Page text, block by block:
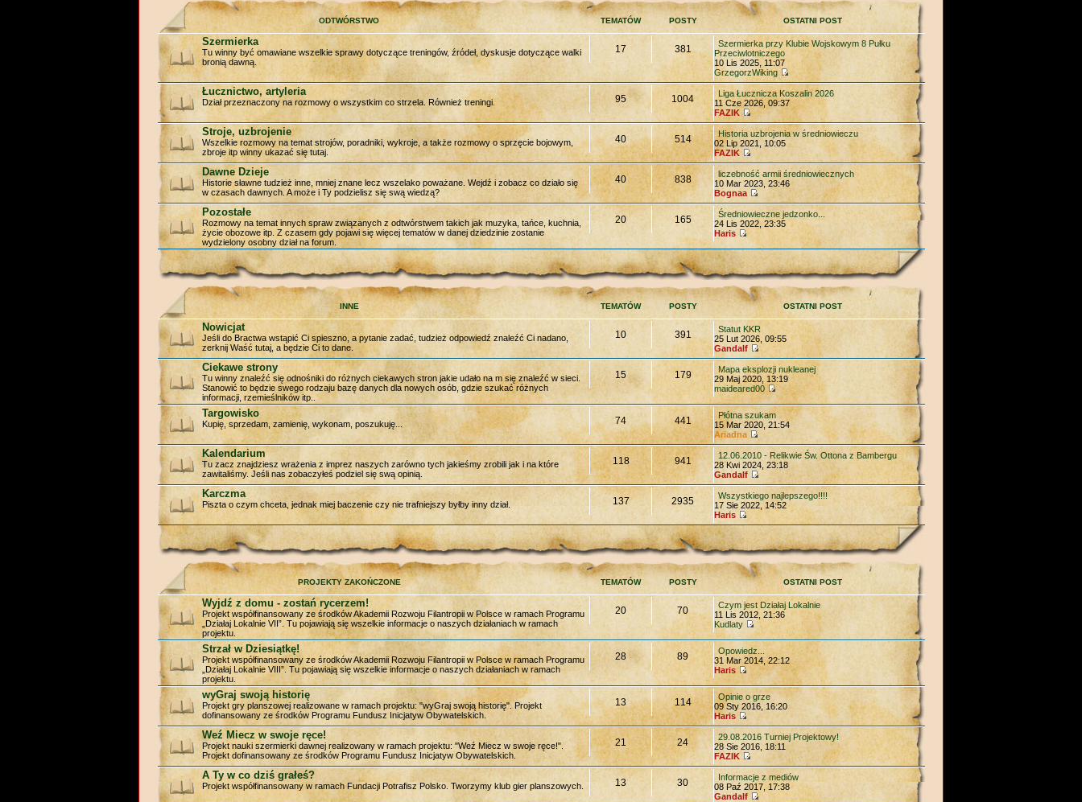
ODTWÓRSTWO TEMATÓW POSTY OSTATNI POST
Szermierka
Tu winny być omawiane wszelkie sprawy dotyczące treningów, źródeł, dyskusje dotyczące walki
bronią dawną.
17 381
Szermierka przy Klubie Wojskowym 8 Pułku
Przeciwlotniczego
10 Lis 2025, 11:07
GrzegorzWiking
Łucznictwo, artyleria
Dział przeznaczony na rozmowy o wszystkim co strzela. Również treningi. 95 1004
Liga Łucznicza Koszalin 2026
11 Cze 2026, 09:37
FAZIK
Stroje, uzbrojenie
Wszelkie rozmowy na temat strojów, poradniki, wykroje, a także rozmowy o sprzęcie bojowym,
zbroje itp winny ukazać się tutaj.
40 514
Historia uzbrojenia w średniowieczu
02 Lip 2021, 10:05
FAZIK
Dawne Dzieje
Historie sławne tudzież inne, mniej znane lecz wszelako poważane. Wejdź i zobacz co działo się
w czasach dawnych. A może i Ty podzielisz się swą wiedzą?
40 838
liczebność armii średniowiecznych
10 Mar 2023, 23:46
Bognaa
Pozostałe
Rozmowy na temat innych spraw związanych z odtwórstwem takich jak muzyka, tańce, kuchnia,
życie obozowe itp. Z czasem gdy pojawi się więcej tematów w danej dziedzinie zostanie
wydzielony osobny dział na forum.
20 165
Średniowieczne jedzonko...
24 Lis 2022, 23:35
Haris
INNE TEMATÓW POSTY OSTATNI POST
Nowicjat
Jeśli do Bractwa wstąpić Ci spieszno, a pytanie zadać, tudzież odpowiedź znaleźć Ci nadano,
zerknij Waść tutaj, a będzie Ci to dane.
10 391
Statut KKR
25 Lut 2026, 09:55
Gandalf
Ciekawe strony
Tu winny znaleźć się odnośniki do różnych ciekawych stron jakie udało na m się znaleźć w sieci.
Stanowić to będzie swego rodzaju bazę danych dla nowych osób, gdzie szukać różnych
informacji, rzemieślników itp..
15 179
Mapa eksplozji nukleanej
29 Maj 2020, 13:19
maideared00
Targowisko
Kupię, sprzedam, zamienię, wykonam, poszukuję... 74 441
Płótna szukam
15 Mar 2020, 21:54
Ariadna
Kalendarium
Tu zacz znajdziesz wrażenia z imprez naszych zarówno tych jakieśmy zrobili jak i na które
zawitaliśmy. Jeśli nas zobaczyłeś podziel się swą opinią.
118 941
12.06.2010 - Relikwie Św. Ottona z Bambergu
28 Kwi 2024, 23:18
Gandalf
Karczma
Piszta o czym chceta, jednak miej baczenie czy nie trafniejszy byłby inny dział. 137 2935
Wszystkiego najlepszego!!!!
17 Sie 2022, 14:52
Haris
PROJEKTY ZAKOŃCZONE TEMATÓW POSTY OSTATNI POST
Wyjdź z domu - zostań rycerzem!
Projekt współfinansowany ze środków Akademii Rozwoju Filantropii w Polsce w ramach Programu
„Działaj Lokalnie VII”. Tu pojawiają się wszelkie informacje o naszych działaniach w ramach
projektu.
20 70
Czym jest Działaj Lokalnie
11 Lis 2012, 21:36
Kudlaty
Strzał w Dziesiątkę!
Projekt współfinansowany ze środków Akademii Rozwoju Filantropii w Polsce w ramach Programu
„Działaj Lokalnie VIII”. Tu pojawiają się wszelkie informacje o naszych działaniach w ramach
projektu.
28 89
Opowiedz...
31 Mar 2014, 22:12
Haris
wyGraj swoją historię
Projekt gry planszowej realizowane w ramach projektu: "wyGraj swoją historię". Projekt
dofinansowany ze środków Programu Fundusz Inicjatyw Obywatelskich.
13 114
Opinie o grze
09 Sty 2016, 16:20
Haris
Weź Miecz w swoje ręce!
Projekt nauki szermierki dawnej realizowany w ramach projektu: "Weź Miecz w swoje ręce!".
Projekt dofinansowany ze środków Programu Fundusz Inicjatyw Obywatelskich.
21 24
29.08.2016 Turniej Projektowy!
28 Sie 2016, 18:11
FAZIK
A Ty w co dziś grałeś?
Projekt współfinansowany w ramach Fundacji Potrafisz Polsko. Tworzymy klub gier planszowych. 13 30
Informacje z mediów
08 Paź 2017, 17:38
Gandalf